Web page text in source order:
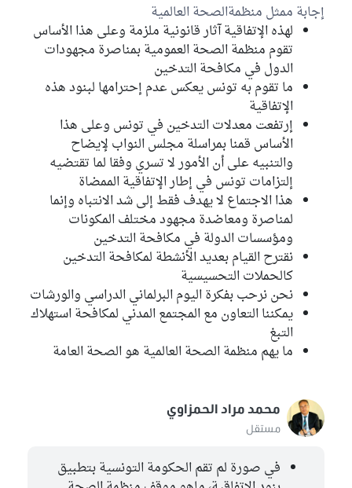
إجابة ممثل منظمةالصحة العالمية
لهذه الإتفاقية آثار قانونية ملزمة وعلى هذا الأساس
تقوم منظمة الصحة العمومية بمناصرة مجهودات
الدول في مكافحة التدخين
ما تقوم به تونس يعكس عدم إحترامها لبنود هذه
الإتفاقية
إرتفعت معدلات التدخين في تونس وعلى هذا
الأساس قمنا بمراسلة مجلس النواب لإيضاح
والتنبيه على أن الأمور لا تسري وفقا لما تقتضيه
إلتزامات تونس في إطار الإتفاقية الممضاة
هذا الاجتماع لا يهدف فقط إلى شد الانتباه وإنما
لمناصرة ومعاضدة مجهود مختلف المكونات
ومؤسسات الدولة في مكافحة التدخين
نقترح القيام بعديد الأنشطة لمكافحة التدخين
كالحملات التحسيسية
نحن نرحب بفكرة اليوم البرلماني الدراسي والورشات
يمكننا التعاون مع المجتمع المدني لمكافحة استهلاك
التبغ
ما يهم منظمة الصحة العالمية هو الصحة العامة
محمد مراد الحمزاوي
مستقل
في صورة لم تقم الحكومة التونسية بتطبيق